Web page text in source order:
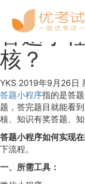
答题小
核？
YKS 2019年9月26日
答题小程序指的是答
题，答完题目就能看
核、知识有奖答题、
答题小程序如何实现
下流程。
一、所需工具：